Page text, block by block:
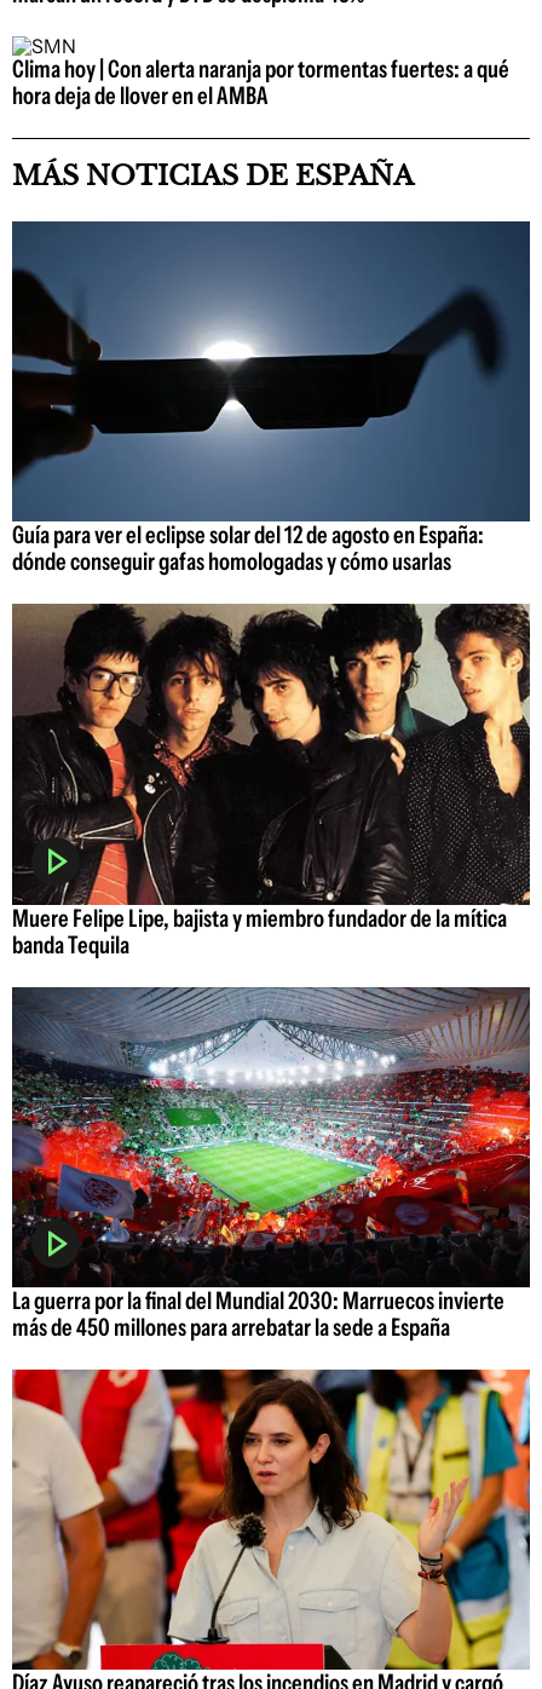
Clima hoy | Con alerta naranja por tormentas fuertes: a qué
hora deja de llover en el AMBA
MÁS NOTICIAS DE ESPAÑA
Guía para ver el eclipse solar del 12 de agosto en España:
dónde conseguir gafas homologadas y cómo usarlas
Muere Felipe Lipe, bajista y miembro fundador de la mítica
banda Tequila
La guerra por la final del Mundial 2030: Marruecos invierte
más de 450 millones para arrebatar la sede a España